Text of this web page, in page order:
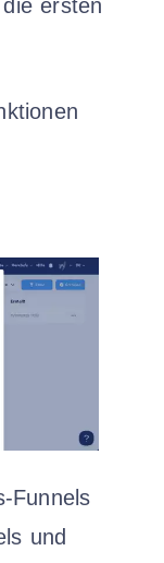
ersten
Funnels
und